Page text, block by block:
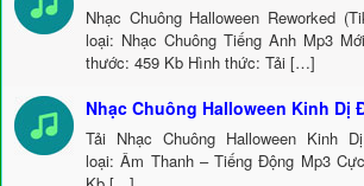
Nhạc Chuông Halloween Reworked
loại: Nhạc Chuông Tiếng Anh Mp3
thước: 459 Kb Hình thức: Tải […]
Nhạc Chuông Halloween Kinh Dị
Tải Nhạc Chuông Halloween Kinh
loại: Âm Thanh – Tiếng Động Mp3